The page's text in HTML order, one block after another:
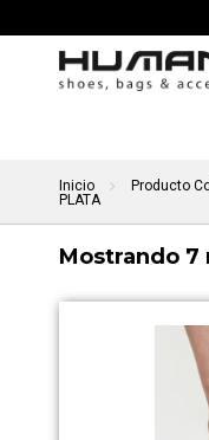
Inicio
Producto
PLATA
Mostrando 7